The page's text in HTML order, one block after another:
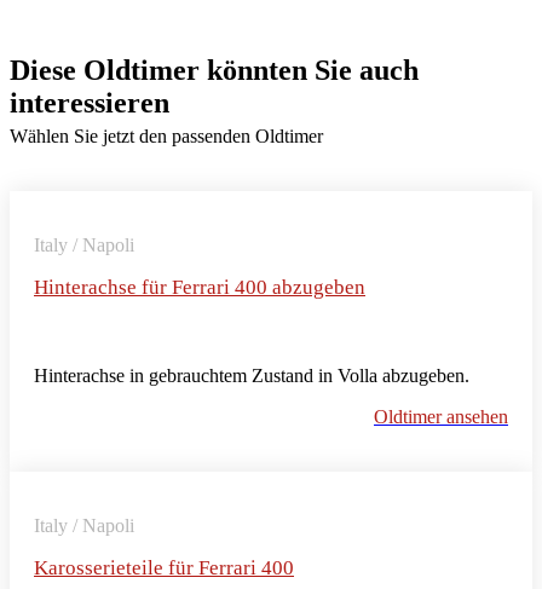
Diese Oldtimer könnten Sie auch
interessieren
Wählen Sie jetzt den passenden Oldtimer
Italy / Napoli
Hinterachse für Ferrari 400 abzugeben
Hinterachse in gebrauchtem Zustand in Volla abzugeben.
Oldtimer ansehen
Italy / Napoli
Karosserieteile für Ferrari 400